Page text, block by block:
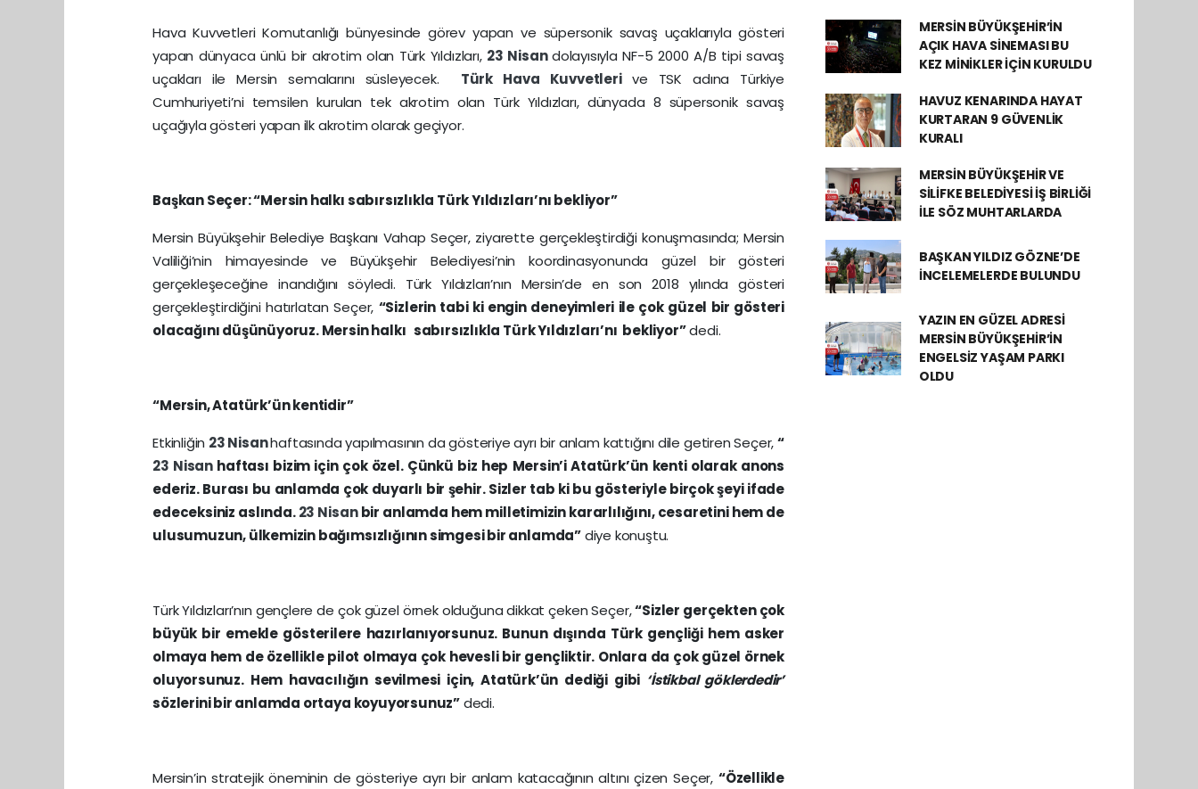
Hava Kuvvetleri Komutanlığı bünyesinde görev yapan ve süpersonik savaş uçaklarıyla gösteri
yapan dünyaca ünlü bir akrotim olan Türk Yıldızları, 23 Nisandolayısıyla NF-5 2000 A/B tipi savaş
uçakları ile Mersin semalarını süsleyecek. Türk Hava Kuvvetleri ve TSK adına Türkiye
Cumhuriyeti’ni temsilen kurulan tek akrotim olan Türk Yıldızları, dünyada 8 süpersonik savaş
uçağıyla gösteri yapan ilk akrotim olarak geçiyor.
Başkan Seçer: “Mersin halkı sabırsızlıkla Türk Yıldızları’nı bekliyor”
Mersin Büyükşehir Belediye Başkanı Vahap Seçer, ziyarette gerçekleştirdiği konuşmasında; Mersin
Valiliği’nin himayesinde ve Büyükşehir Belediyesi’nin koordinasyonunda güzel bir gösteri
gerçekleşeceğine inandığını söyledi. Türk Yıldızları’nın Mersin’de en son 2018 yılında gösteri
gerçekleştirdiğini hatırlatan Seçer, “Sizlerin tabi ki engin deneyimleri ile çok güzel bir gösteri
olacağını düşünüyoruz. Mersin halkı sabırsızlıkla Türk Yıldızları’nı bekliyor”dedi.
“Mersin, Atatürk’ün kentidir”
Etkinliğin 23 Nisanhaftasında yapılmasının da gösteriye ayrı bir anlam kattığını dile getiren Seçer,“
23 Nisan haftası bizim için çok özel. Çünkü biz hep Mersin’i Atatürk’ün kenti olarak anons
ederiz. Burası bu anlamda çok duyarlı bir şehir. Sizler tab ki bu gösteriyle birçok şeyi ifade
edeceksiniz aslında.23 Nisanbir anlamda hem milletimizin kararlılığını, cesaretini hem de
ulusumuzun, ülkemizin bağımsızlığının simgesi bir anlamda”diye konuştu.
Türk Yıldızları’nın gençlere de çok güzel örnek olduğuna dikkat çeken Seçer,“Sizler gerçekten çok
büyük bir emekle gösterilere hazırlanıyorsunuz. Bunun dışında Türk gençliği hem asker
olmaya hem de özellikle pilot olmaya çok hevesli bir gençliktir. Onlara da çok güzel örnek
oluyorsunuz. Hem havacılığın sevilmesi için, Atatürk’ün dediği gibi ‘İstikbal göklerdedir’
sözlerini bir anlamda ortaya koyuyorsunuz”dedi.
Mersin’in stratejik öneminin de gösteriye ayrı bir anlam katacağının altını çizen Seçer, “Özellikle
MERSİN BÜYÜKŞEHİR’İN
AÇIK HAVA SİNEMASI BU
KEZ MİNİKLER İÇİN KURULDU
HAVUZ KENARINDA HAYAT
KURTARAN 9 GÜVENLİK
KURALI
MERSİN BÜYÜKŞEHİR VE
SİLİFKE BELEDİYESİ İŞ BİRLİĞİ
İLE SÖZ MUHTARLARDA
BAŞKAN YILDIZ GÖZNE’DE
İNCELEMELERDE BULUNDU
YAZIN EN GÜZEL ADRESİ
MERSİN BÜYÜKŞEHİR’İN
ENGELSİZ YAŞAM PARKI
OLDU